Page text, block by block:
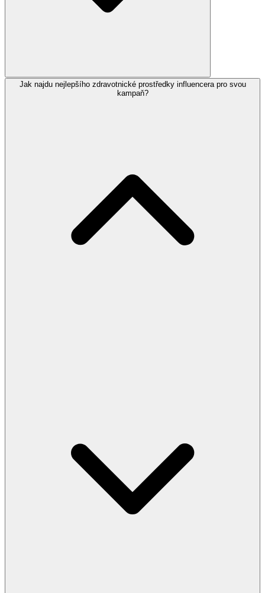
Jak najdu nejlepšího zdravotnické prostředky influencera pro svou
kampaň?